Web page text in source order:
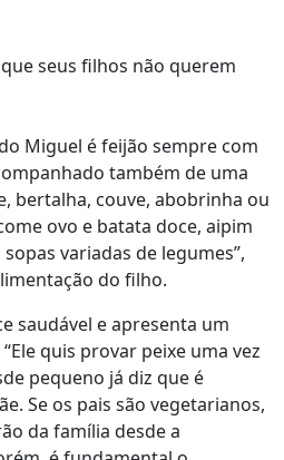
seus filhos não querem
Miguel é feijão sempre com
também de uma
bertalha, couve, abobrinha ou
ovo e batata doce, aipim
variadas de legumes”,
do filho.
saudável e apresenta um
quis provar peixe uma vez
pequeno já diz que é
Se os pais são vegetarianos,
da família desde a